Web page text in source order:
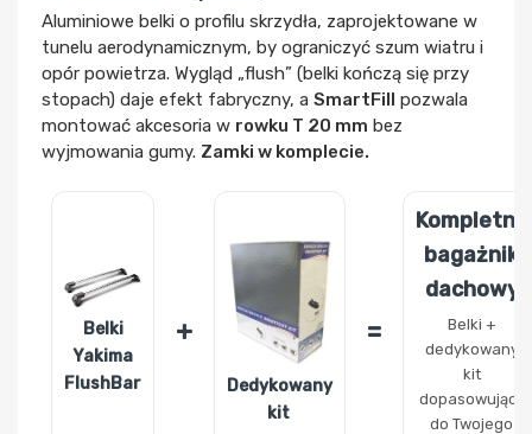
Aluminiowe belki o profilu skrzydła, zaprojektowane w
tunelu aerodynamicznym, by ograniczyć szum wiatru i
opór powietrza. Wygląd „flush” (belki kończą się przy
stopach) daje efekt fabryczny, a SmartFill pozwala
montować akcesoria w rowku T 20 mm bez
wyjmowania gumy. Zamki w komplecie.
Belki
Yakima
FlushBar
+
Dedykowany
kit
=
Kompletny
bagażnik
dachowy
Belki +
dedykowany
kit
dopasowujący
do Twojego